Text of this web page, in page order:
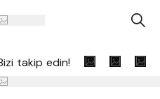
A
takip edin!